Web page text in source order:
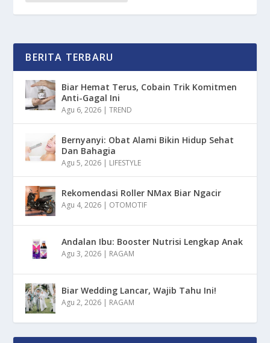
BERITA TERBARU
Biar Hemat Terus, Cobain Trik Komitmen
Anti-Gagal Ini
Agu 6, 2026 |TREND
Bernyanyi: Obat Alami Bikin Hidup Sehat
Dan Bahagia
Agu 5, 2026 | LIFESTYLE
Rekomendasi Roller NMax Biar Ngacir
Agu 4, 2026 | OTOMOTIF
Andalan Ibu: Booster Nutrisi Lengkap Anak
Agu 3, 2026 | RAGAM
Biar Wedding Lancar, Wajib Tahu Ini!
Agu 2, 2026 | RAGAM